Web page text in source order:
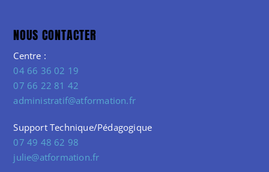
NOUS CONTACTER
Centre :
04 66 36 02 19
07 66 22 81 42
administratif@atformation.fr
Support Technique/Pédagogique
07 49 48 62 98
julie@atformation.fr